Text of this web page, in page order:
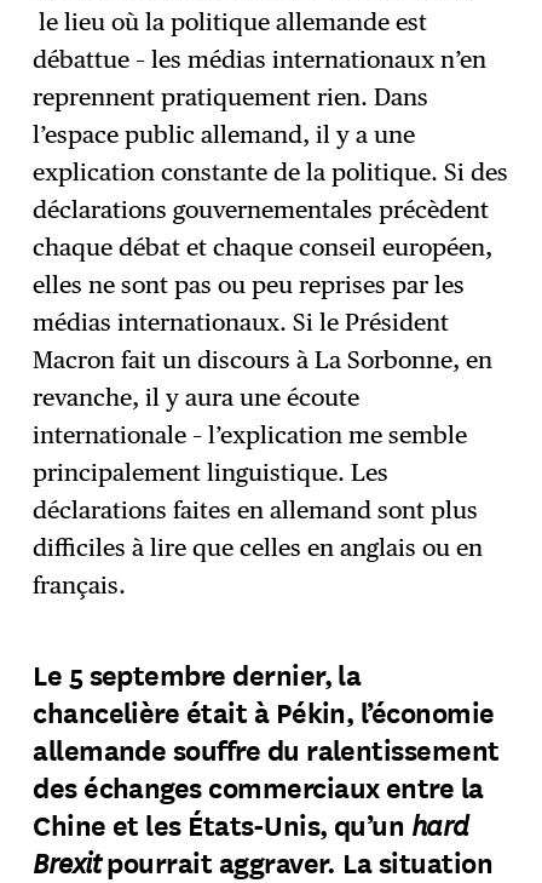
le lieu où la politique allemande est
débattue – les médias internationaux n’en
reprennent pratiquement rien. Dans
l’espace public allemand, il y a une
explication constante de la politique. Si des
déclarations gouvernementales précèdent
chaque débat et chaque conseil européen,
elles ne sont pas ou peu reprises par les
médias internationaux. Si le Président
Macron fait un discours à La Sorbonne, en
revanche, il y aura une écoute
internationale – l’explication me semble
principalement linguistique. Les
déclarations faites en allemand sont plus
difficiles à lire que celles en anglais ou en
français.
Le 5 septembre dernier, la
chancelière était à Pékin, l’économie
allemande souffre du ralentissement
des échanges commerciaux entre la
Chine et les États-Unis, qu’un hard
Brexitpourrait aggraver. La situation